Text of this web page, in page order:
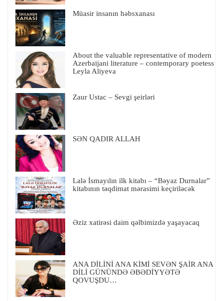
Müasir insanın həbsxanası
About the valuable representative of modern
Azerbaijani literature – contemporary poetess
Leyla Aliyeva
Zaur Ustac – Sevgi şeirləri
SƏN QADIR ALLAH
Lalə İsmayılın ilk kitabı – “Bəyaz Durnalar”
kitabının təqdimat mərasimi keçiriləcək
Əziz xatirəsi daim qəlbimizdə yaşayacaq
ANA DİLİNİ ANA KİMİ SEVƏN ŞAİR ANA
DİLİ GÜNÜNDƏ ƏBƏDİYYƏTƏ
QOVUŞDU…